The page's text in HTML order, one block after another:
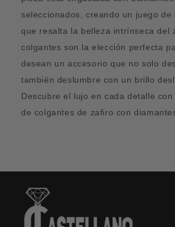
seleccionados, creando un juego de
que resalta la belleza intrínseca del
colgantes son la elección perfecta
desean un accesorio que no solo
también deslumbre con un brillo
Descubre el lujo en cada detalle
de colgantes de zafiro con